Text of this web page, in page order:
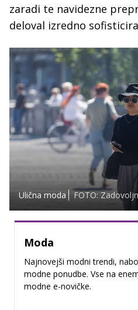
zaradi te navidezne
deloval izredno
Ulična moda FOTO:
Moda
Najnovejši modni trendi,
modne ponudbe. Vse na
modne e-novičke.